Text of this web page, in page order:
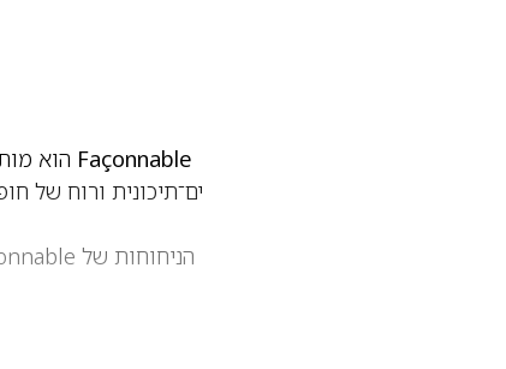
Façonnable הוא
הניחוחות של Façonnable משלבים